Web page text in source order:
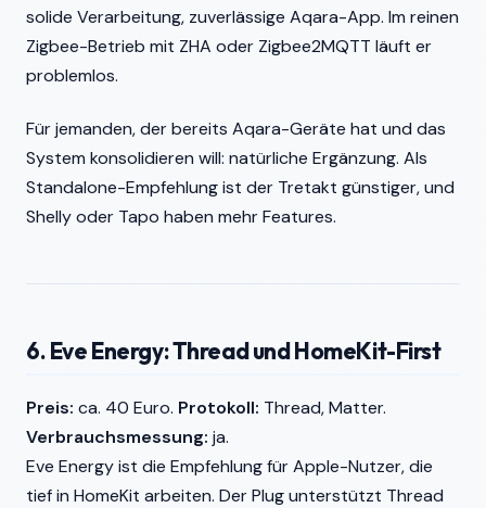
solide Verarbeitung, zuverlässige Aqara-App. Im reinen
Zigbee-Betrieb mit ZHA oder Zigbee2MQTT läuft er
problemlos.
Für jemanden, der bereits Aqara-Geräte hat und das
System konsolidieren will: natürliche Ergänzung. Als
Standalone-Empfehlung ist der Tretakt günstiger, und
Shelly oder Tapo haben mehr Features.
6. Eve Energy: Thread und HomeKit-First
Preis: ca. 40 Euro. Protokoll: Thread, Matter.
Verbrauchsmessung: ja.
Eve Energy ist die Empfehlung für Apple-Nutzer, die
tief in HomeKit arbeiten. Der Plug unterstützt Thread